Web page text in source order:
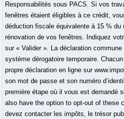
Responsabilités sous PACS. Si vos
fenêtres étaient éligibles à ce crédit,
déduction fiscale équivalente à 15 %
rénovation de vos fenêtres. Indiquez
sur « Valider ». La déclaration
système dérogatoire temporaire.
propre déclaration en ligne sur
son mot de passe et son numéro
première étape où il vous est demandé
also have the option to opt-out of these
devez contacter les impôts, le trésor